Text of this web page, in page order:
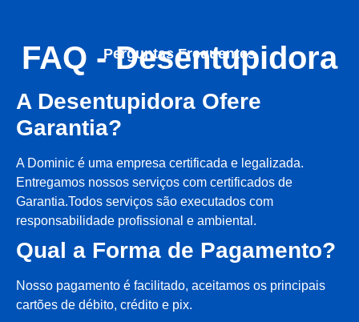
Perguntas Frequentes
FAQ - Desentupidora
A Desentupidora Ofere
Garantia?
A Dominic é uma empresa certificada e legalizada.
Entregamos nossos serviços com certificados de
Garantia.Todos serviços são executados com
responsabilidade profissional e ambiental.
Qual a Forma de Pagamento?
Nosso pagamento é facilitado, aceitamos os principais
cartões de débito, crédito e pix.